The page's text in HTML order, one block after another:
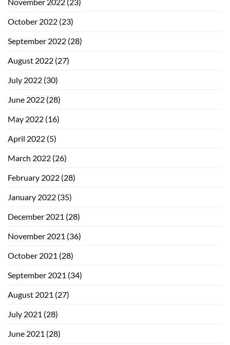
October 2022 (23)
September 2022 (28)
August 2022 (27)
July 2022 (30)
June 2022 (28)
May 2022 (16)
April 2022 (5)
March 2022 (26)
February 2022 (28)
January 2022 (35)
December 2021 (28)
November 2021 (36)
October 2021 (28)
September 2021 (34)
August 2021 (27)
July 2021 (28)
June 2021 (28)